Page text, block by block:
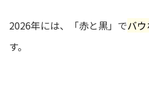
2026年には、「赤と黒」でバ
す。